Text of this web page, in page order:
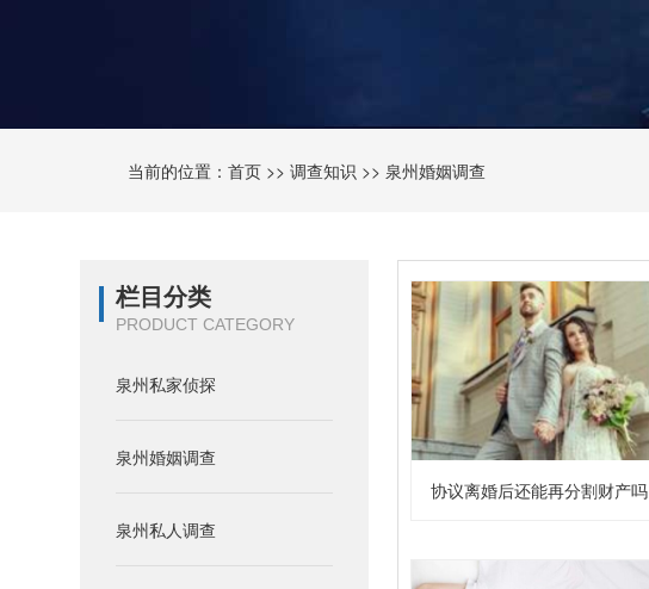
当前的位置：首页 >>调查知识 >> 泉州婚姻调查
栏目分类
PRODUCT CATEGORY
泉州私家侦探
泉州婚姻调查
泉州私人调查
协议离婚后还能再分割财产吗